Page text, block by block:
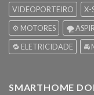
VIDEOPORTEIRO
X-
⚙️ MOTORES
🌪️
🔁 ELETRICIDADE
🚘
SMARTHOME